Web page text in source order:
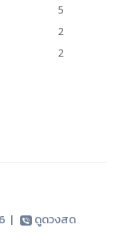
5
2
2
| ดูดวงสด